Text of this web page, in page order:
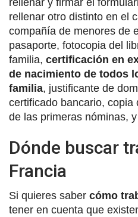
rellenar y firmar el
rellenar otro distinto en el
compañía de menores de
pasaporte, fotocopia del
familia, certificación en
de nacimiento de todos
familia, justificante de
certificado bancario, copia
de las primeras nóminas, y
Dónde buscar
Francia
Si quieres saber cómo
tener en cuenta que